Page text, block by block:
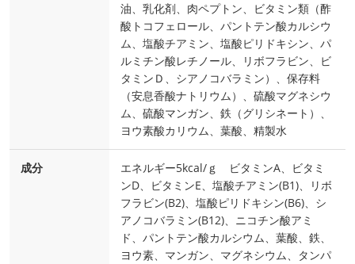
油、乳化剤、肉ペプトン、ビタミン類（酢
酸トコフェロール、パントテン酸カルシウ
ム、塩酸チアミン、塩酸ピリドキシン、パ
ルミチン酸レチノール、リボフラビン、ビ
タミンＤ、シアノコバラミン）、保存料
（安息香酸ナトリウム）、硫酸マグネシウ
ム、硫酸マンガン、鉄（グリシネート）、
ヨウ素酸カリウム、葉酸、精製水
成分
エネルギー5kcal/ｇ ビタミンA、ビタミ
ンD、ビタミンE、塩酸チアミン(B1)、リボ
フラビン(B2)、塩酸ピリドキシン(B6)、シ
アノコバラミン(B12)、ニコチン酸アミ
ド、パントテン酸カルシウム、葉酸、鉄、
ヨウ素、マンガン、マグネシウム、タンパ